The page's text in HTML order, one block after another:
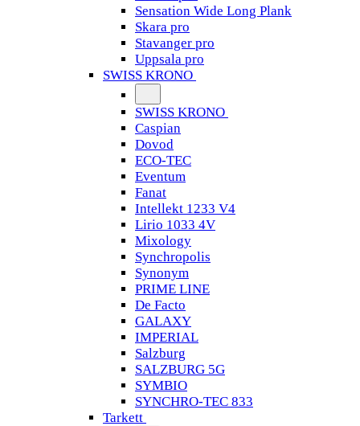
Sensation Wide Long Plank
Skara pro
Stavanger pro
Uppsala pro
SWISS KRONO
SWISS KRONO
Caspian
Dovod
ECO-TEC
Eventum
Fanat
Intellekt 1233 V4
Lirio 1033 4V
Mixology
Synchropolis
Synonym
PRIME LINE
De Facto
GALAXY
IMPERIAL
Salzburg
SALZBURG 5G
SYMBIO
SYNCHRO-TEC 833
Tarkett